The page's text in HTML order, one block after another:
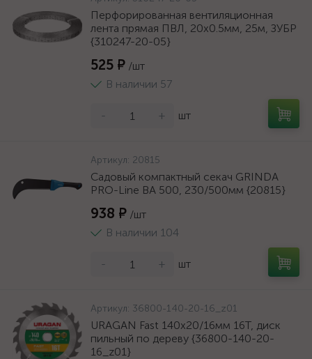
Перфорированная вентиляционная
лента прямая ПВЛ, 20х0.5мм, 25м, ЗУБР
{310247-20-05}
525 ₽ /шт
В наличии 57
- + шт
Артикул: 20815
Садовый компактный секач GRINDA
PRO-Line BA 500, 230/500мм {20815}
938 ₽ /шт
В наличии 104
- + шт
Артикул: 36800-140-20-16_z01
URAGAN Fast 140x20/16мм 16Т, диск
пильный по дереву {36800-140-20-
16_z01}